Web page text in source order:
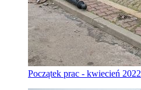
Początek prac - kwiecień 2022